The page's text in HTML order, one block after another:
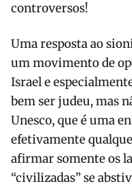
controversos!
Uma resposta ao
um movimento de
Israel e
bem ser judeu, mas
Unesco, que é uma
efetivamente
afirmar somente os
“civilizadas” se